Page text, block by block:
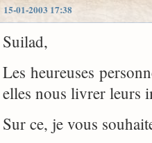
15-01-2003 17:38
Suilad,
Les heureuses
elles nous livrer leurs
Sur ce, je vous